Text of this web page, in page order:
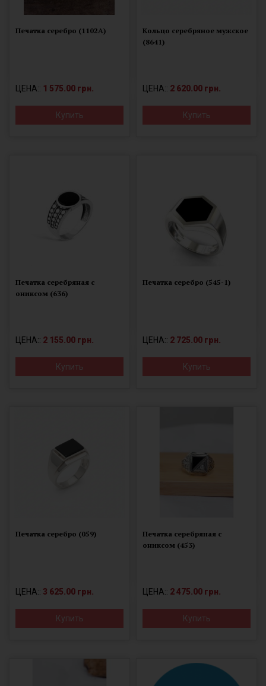
Печатка серебро (1102А)
ЦЕНА:: 1 575.00 грн.
Купить
Кольцо серебряное мужское
(8641)
ЦЕНА:: 2 620.00 грн.
Купить
Печатка серебряная с
ониксом (636)
ЦЕНА:: 2 155.00 грн.
Купить
Печатка серебро (545-1)
ЦЕНА:: 2 725.00 грн.
Купить
Печатка серебро (059)
ЦЕНА:: 3 625.00 грн.
Купить
Печатка серебряная с
ониксом (453)
ЦЕНА:: 2 475.00 грн.
Купить